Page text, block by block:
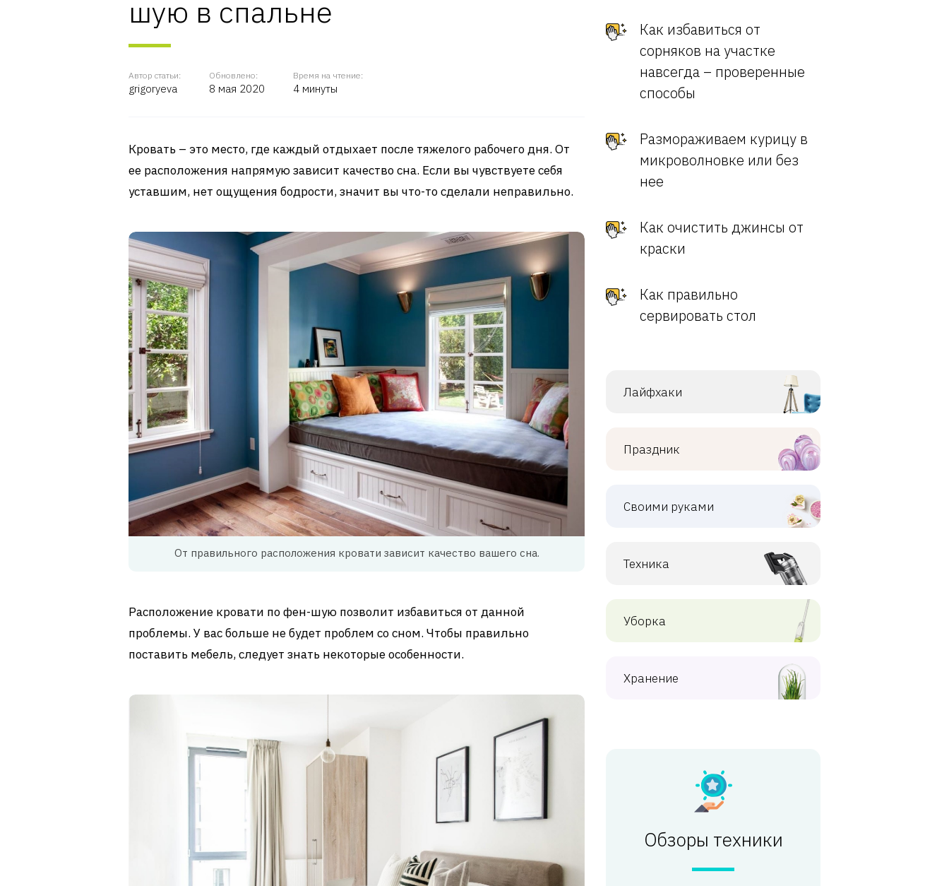
шую в спальне
Автор статьи:
grigoryeva
Обновлено:
8 мая 2020
Время на чтение:
4 минуты
Кровать – это место, где каждый отдыхает после тяжелого рабочего дня. От
ее расположения напрямую зависит качество сна. Если вы чувствуете себя
уставшим, нет ощущения бодрости, значит вы что-то сделали неправильно.
От правильного расположения кровати зависит качество вашего сна.
Расположение кровати по фен-шую позволит избавиться от данной
проблемы. У вас больше не будет проблем со сном. Чтобы правильно
поставить мебель, следует знать некоторые особенности.
Как избавиться от
сорняков на участке
навсегда – проверенные
способы
Размораживаем курицу в
микроволновке или без
нее
Как очистить джинсы от
краски
Как правильно
сервировать стол
Лайфхаки
Праздник
Своими руками
Техника
Уборка
Хранение
Обзоры техники